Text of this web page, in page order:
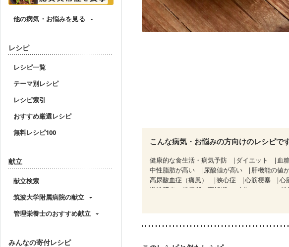
他の病気・お悩みを見る
レシピ
レシピ一覧
テーマ別レシピ
レシピ索引
おすすめ厳選レシピ
無料レシピ100
献立
献立検索
筑波大学附属病院の献立
管理栄養士のおすすめ献立
みんなの寄付レシピ
こんな病気・お悩みの方向けのレシピで
健康的な食生活・病気予防 ダイエット 血
中性脂肪が高い
尿酸値が高い 肝機能の値
高尿酸血症（痛風）
狭心症 心筋梗塞 心
慢性膵炎（移行期・寛解期）
非アルコール
妊婦健診・体重増加が気になる（初期）
妊